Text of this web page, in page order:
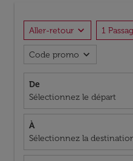
Aller-retour expand_more 1
Code promo expand_more
De
Sélectionnez le départ
À
Sélectionnez la